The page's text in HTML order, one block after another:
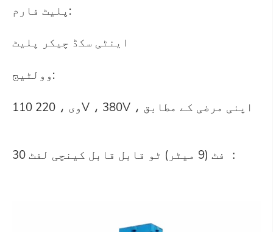
پلیٹ فارم:
اینٹی سکڈ چیکر پلیٹ
وولٹیج:
110 وی ، 220V ، 380V ، اپنی مرضی کے مطابق
30 فٹ (9 میٹر) ٹو قابل قابل کینچی لفٹ ：